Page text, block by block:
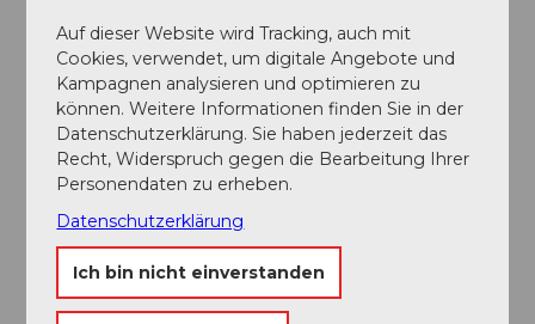
Auf dieser Website wird Tracking, auch mit
Cookies, verwendet, um digitale Angebote und
Kampagnen analysieren und optimieren zu
können. Weitere Informationen finden Sie in der
Datenschutzerklärung. Sie haben jederzeit das
Recht, Widerspruch gegen die Bearbeitung Ihrer
Personendaten zu erheben.
Datenschutzerklärung
Ich bin nicht einverstanden